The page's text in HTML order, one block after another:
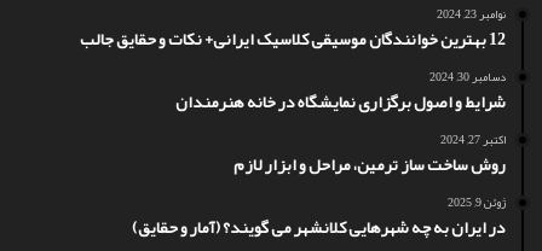
نوامبر 23, 2024
12 بهترین خوانندگان موسیقی کلاسیک ایرانی+ نکات و حقایق جالب
دسامبر 30, 2024
شرایط و اصول برگزاری نمایشگاه در خانه هنرمندان
اکتبر 27, 2024
روش ساخت ساز ترمین، مراحل و ابزار لازم
ژوئن 9, 2025
در ایران به چه شهرهایی کلانشهر می گویند؟ (آمار و حقایق)